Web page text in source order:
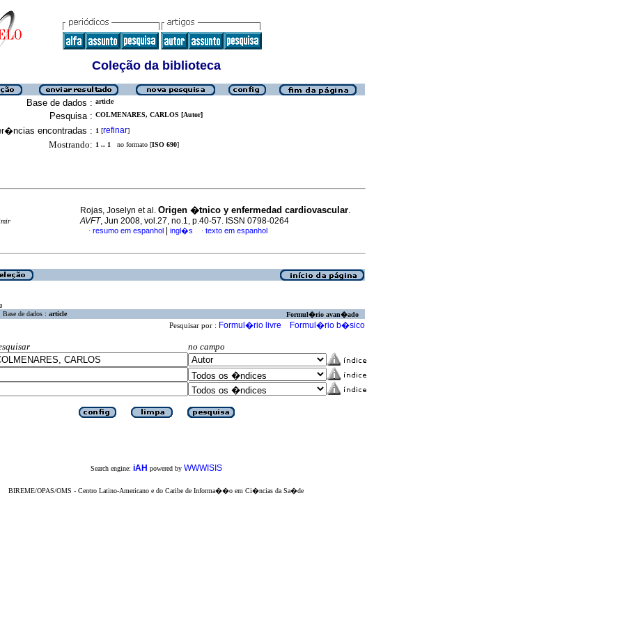
Coleção da biblioteca
Base de dados : article
Pesquisa : COLMENARES, CARLOS [Autor]
encontradas : 1 [refinar]
Mostrando: 1 .. 1 no formato [ISO 690]
Rojas, Joselyn et al. Origen �tnico y enfermedad cardiovascular.
AVFT, Jun 2008, vol.27, no.1, p.40-57. ISSN 0798-0264
· resumo em espanhol ingl�s · texto em espanhol
Base de dados : article Formul�rio avan�ado
Pesquisar por : Formul�rio livre Formul�rio b�sico
no campo
Search engine: iAH powered by WWWISIS
BIREME/OPAS/OMS - Centro Latino-Americano e do Caribe de Informa��o em Ci�ncias da Sa�de